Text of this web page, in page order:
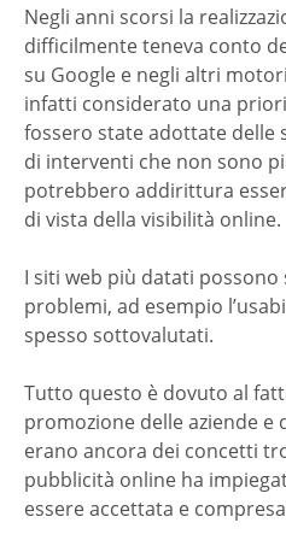
Negli anni scorsi la
difficilmente teneva conto
su Google e negli altri
infatti considerato una
fossero state adottate delle
di interventi che non sono
potrebbero addirittura
di vista della visibilità online.
I siti web più datati
problemi, ad esempio
spesso sottovalutati.
Tutto questo è dovuto al
promozione delle aziende
erano ancora dei concetti
pubblicità online ha
essere accettata e